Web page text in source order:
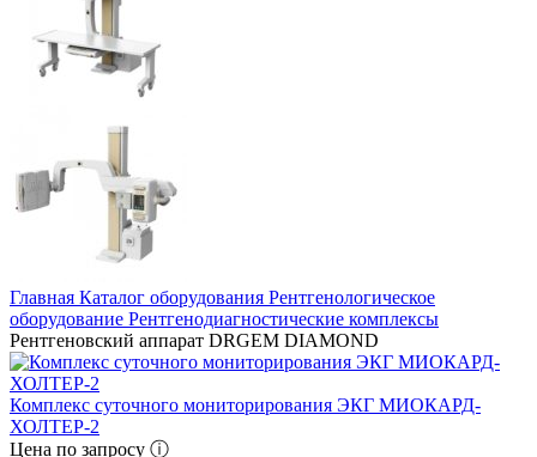
Главная Каталог оборудования Рентгенологическое
оборудование Рентгенодиагностические комплексы
Рентгеновский аппарат DRGEM DIAMOND
Комплекс суточного мониторирования ЭКГ МИОКАРД-
ХОЛТЕР-2
Цена по запросу ⓘ